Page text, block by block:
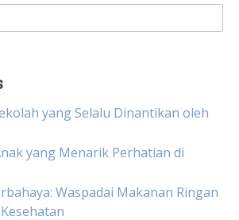
yang Selalu Dinantikan oleh
yang Menarik Perhatian di
Waspadai Makanan Ringan